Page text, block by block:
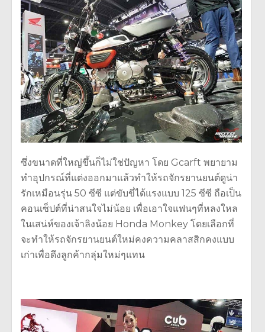
ซึ่งขนาดที่ใหญ่ขึ้นก็ไม่ใช่ปัญหา โดย Gcarft พยายาม
ทำอุปกรณ์ที่แต่งออกมาแล้วทำให้รถจักรยานยนต์ดูน่า
รักเหมือนรุ่น 50 ซีซี แต่ขับขี่ได้แรงแบบ 125 ซีซี ถือเป็น
คอนเซ็ปต์ที่น่าสนใจไม่น้อย เพื่อเอาใจแฟนๆที่หลงใหล
ในเสน่ห์ของเจ้าลิงน้อย Honda Monkey โดยเลือกที่
จะทำให้รถจักรยานยนต์ใหม่คงความคลาสสิกคงแบบ
เก่าเพื่อดึงลูกค้ากลุ่มใหม่ๆแทน